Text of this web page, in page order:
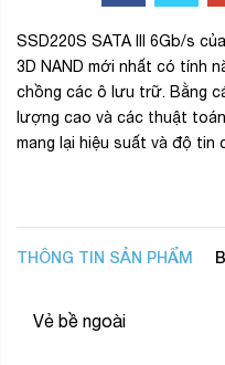
SSD220S SATA III 6Gb/s
3D NAND mới nhất có tính
chồng các ô lưu trữ. Bằng
lượng cao và các thuật
mang lại hiệu suất và độ tin
THÔNG TIN SẢN PHẨM
Vẻ bề ngoài